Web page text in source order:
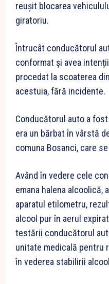
reușit blocarea
giratoriu.
Întrucât conducătorul
conformat și avea
procedat la scoaterea
acestuia, fără incidente.
Conducătorul auto a
era un bărbat în vârstă
comuna Bosanci, care
Având în vedere cele
emana halena
aparatul etilometru,
alcool pur în aerul
testării conducătorul
unitate medicală pentru
în vederea stabilirii